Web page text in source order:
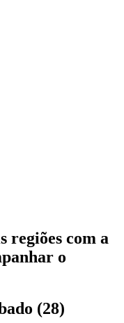
regiões com a
o
(28)